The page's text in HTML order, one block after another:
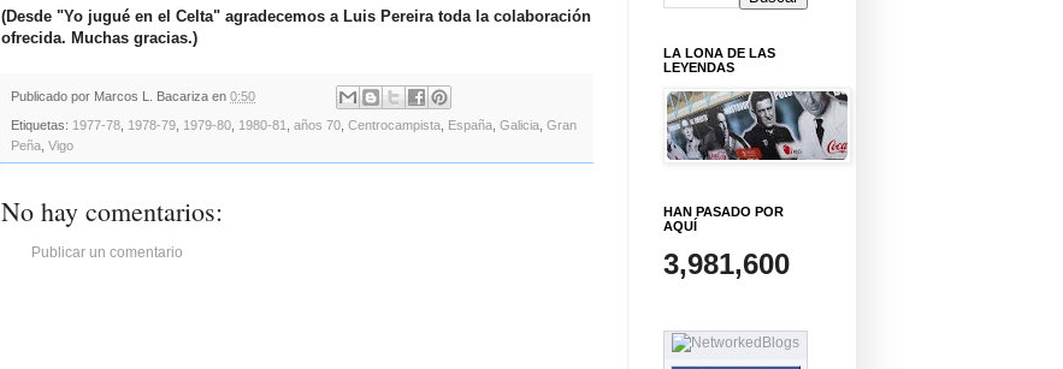
(Desde "Yo jugué en el Celta" agradecemos a Luis Pereira toda la colaboración
ofrecida. Muchas gracias.)
Publicado por Marcos L. Bacariza en 0:50
Etiquetas: 1977-78, 1978-79, 1979-80, 1980-81, años 70, Centrocampista, España, Galicia, Gran
Peña, Vigo
No hay comentarios:
Publicar un comentario
LA LONA DE LAS
LEYENDAS
HAN PASADO POR
AQUÍ
3,981,600